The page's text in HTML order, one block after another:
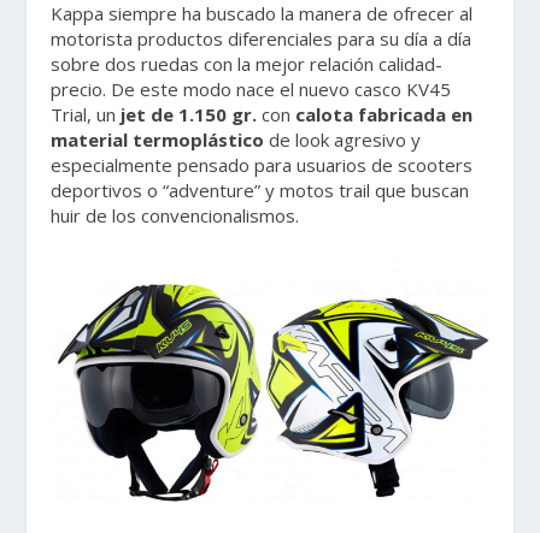
Kappa siempre ha buscado la manera de ofrecer al
motorista productos diferenciales para su día a día
sobre dos ruedas con la mejor relación calidad-
precio. De este modo nace el nuevo casco KV45
Trial, un jet de 1.150 gr. con calota fabricada en
material termoplástico de look agresivo y
especialmente pensado para usuarios de scooters
deportivos o “adventure” y motos trail que buscan
huir de los convencionalismos.